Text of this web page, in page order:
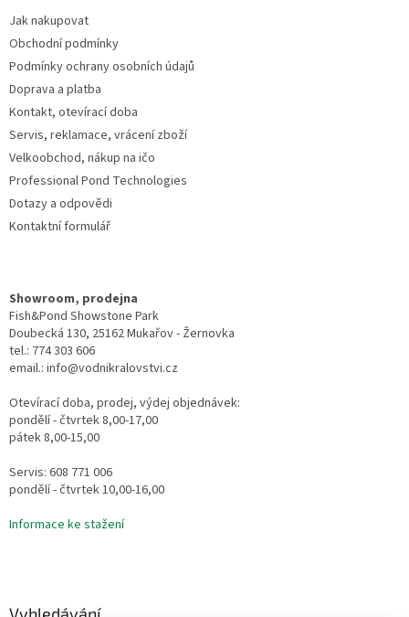
Jak nakupovat
Obchodní podmínky
Podmínky ochrany osobních údajů
Doprava a platba
Kontakt, otevírací doba
Servis, reklamace, vrácení zboží
Velkoobchod, nákup na ičo
Professional Pond Technologies
Dotazy a odpovědi
Kontaktní formulář
Showroom, prodejna
Fish&Pond Showstone Park
Doubecká 130, 25162 Mukařov - Žernovka
tel.: 774 303 606
email.: info@vodnikralovstvi.cz
Otevírací doba, prodej, výdej objednávek:
pondělí - čtvrtek 8,00-17,00
pátek 8,00-15,00
Servis: 608 771 006
pondělí - čtvrtek 10,00-16,00
Informace ke stažení